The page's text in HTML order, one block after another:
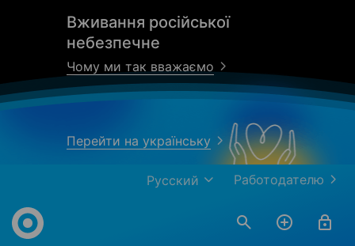
Вживання російської
небезпечне
Чому ми так вважаємо
Перейти на українську
Работодателю
Русский